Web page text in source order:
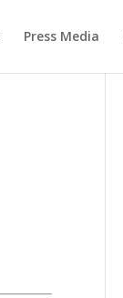
Press Media